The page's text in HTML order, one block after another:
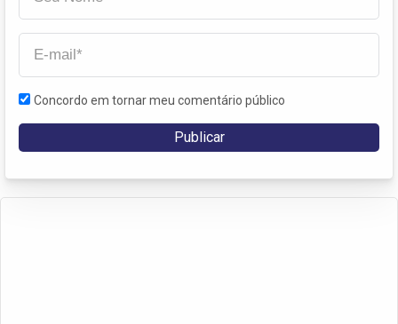
Concordo em tornar meu comentário público